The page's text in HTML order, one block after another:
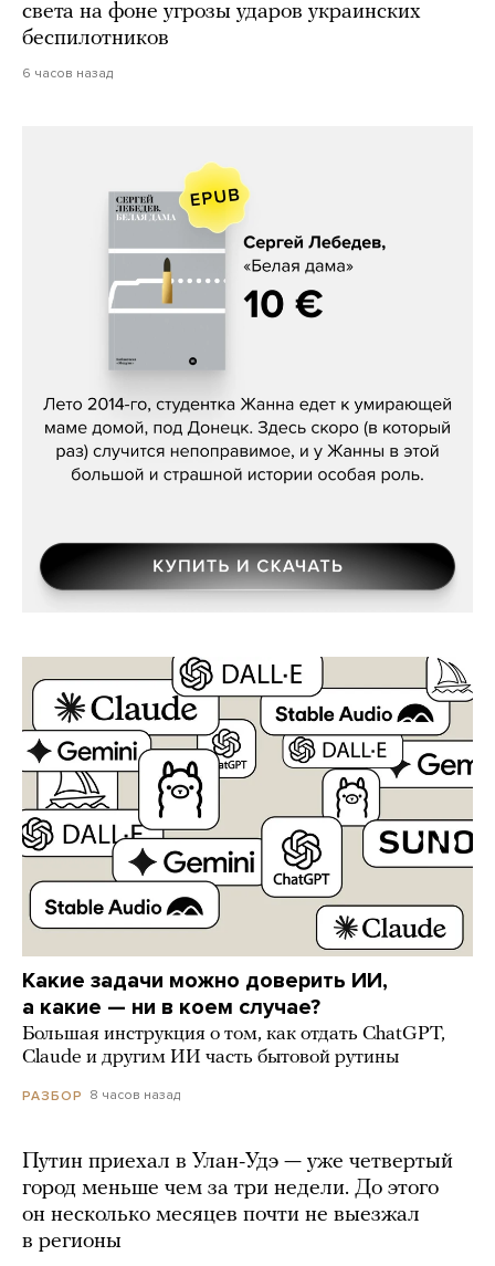
света на фоне угрозы ударов украинских
беспилотников
6 часов назад
Сергей Лебедев, «Белая дама»
Какие задачи можно доверить ИИ,
а какие — ни в коем случае?
Большая инструкция о том, как отдать ChatGPT,
Claude и другим ИИ часть бытовой рутины
РАЗБОР 8 часов назад
Путин приехал в Улан-Удэ — уже четвертый
город меньше чем за три недели. До этого
он несколько месяцев почти не выезжал
в регионы